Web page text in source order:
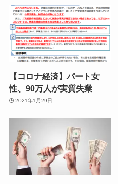
【コロナ経済】パート女
性、90万人が実質失業
2021年1月29日